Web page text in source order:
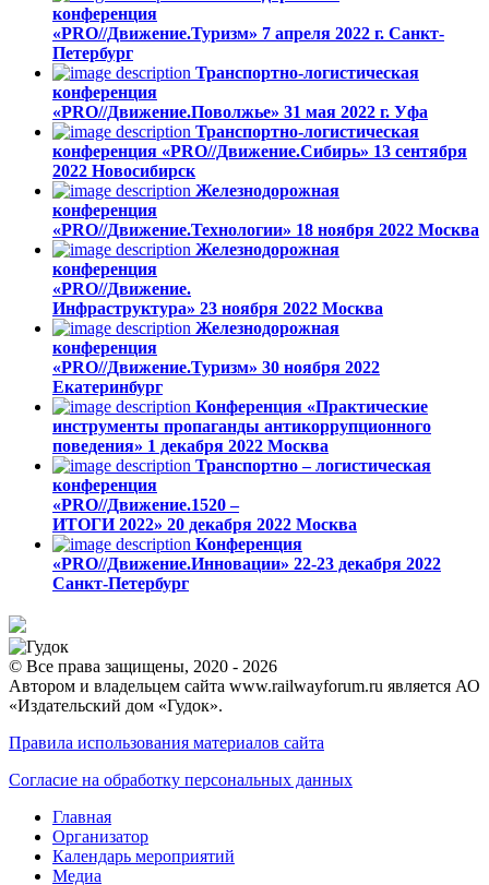
конференция
«PRO//Движение.Туризм» 7 апреля 2022 г. Санкт-
Петербург
Транспортно-логистическая
конференция
«PRO//Движение.Поволжье» 31 мая 2022 г. Уфа
Транспортно-логистическая
конференция «PRO//Движение.Сибирь» 13 cентября
2022 Новосибирск
Железнодорожная
конференция
«PRO//Движение.Технологии» 18 ноября 2022 Москва
Железнодорожная
конференция
«PRO//Движение.
Инфраструктура» 23 ноября 2022 Москва
Железнодорожная
конференция
«PRO//Движение.Туризм» 30 ноября 2022
Екатеринбург
Конференция «Практические
инструменты пропаганды антикоррупционного
поведения» 1 декабря 2022 Москва
Транспортно – логистическая
конференция
«PRO//Движение.1520 –
ИТОГИ 2022» 20 декабря 2022 Москва
Конференция
«PRO//Движение.Инновации» 22-23 декабря 2022
Санкт-Петербург
© Все права защищены, 2020 - 2026
Автором и владельцем сайта www.railwayforum.ru является АО
«Издательский дом «Гудок».
Правила использования материалов сайта
Согласие на обработку персональных данных
Главная
Организатор
Календарь мероприятий
Медиа